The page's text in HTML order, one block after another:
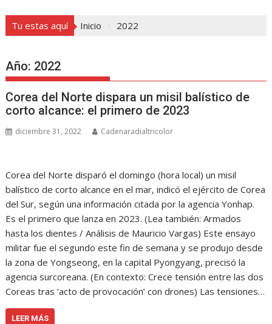
Tu estas aquí Inicio 2022
Año: 2022
Corea del Norte dispara un misil balístico de
corto alcance: el primero de 2023
diciembre 31, 2022 Cadenaradialtricolor
Corea del Norte disparó el domingo (hora local) un misil
balístico de corto alcance en el mar, indicó el ejército de Corea
del Sur, según una información citada por la agencia Yonhap.
Es el primero que lanza en 2023. (Lea también: Armados
hasta los dientes / Análisis de Mauricio Vargas) Este ensayo
militar fue el segundo este fin de semana y se produjo desde
la zona de Yongseong, en la capital Pyongyang, precisó la
agencia surcoreana. (En contexto: Crece tensión entre las dos
Coreas tras ‘acto de provocación’ con drones) Las tensiones…
LEER MÁS